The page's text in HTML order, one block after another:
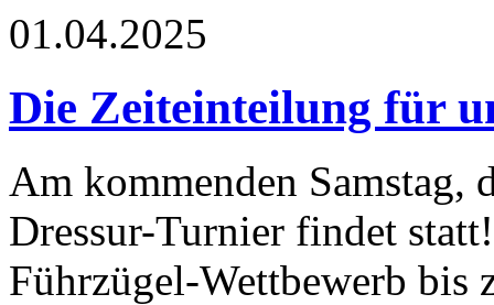
01.04.2025
Die Zeiteinteilung für
Am kommenden Samstag,
Dressur-Turnier findet
Führzügel-Wettbewerb bis